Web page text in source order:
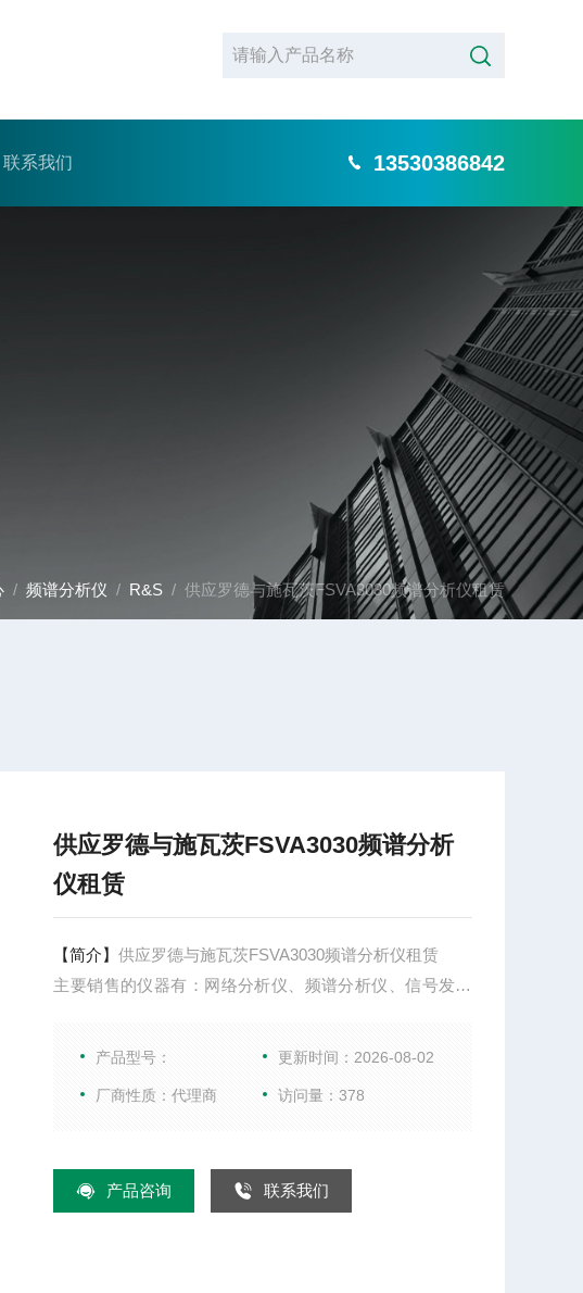
联系我们 13530386842
/ 频谱分析仪 / R&S / 供应罗德与施瓦茨FSVA3030频谱分析仪租赁
供应罗德与施瓦茨FSVA3030频谱分析
仪租赁
【简介】供应罗德与施瓦茨FSVA3030频谱分析仪租赁
主要销售的仪器有：网络分析仪、频谱分析仪、信号发生
波配件等。
产品型号： 更新时间：2026-08-02
厂商性质：代理商 访问量：378
产品咨询 联系我们